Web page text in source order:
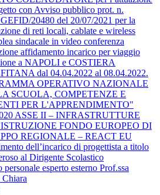
con Avviso pubblico prot. n.
20480 del 20/07/2021 per la
di reti locali, cablate e wireless
sindacale in video conferenza
affidamento incarico per viaggio
a NAPOLI e COSTIERA
dal 04.04.2022 al 08.04.2022.
OPERATIVO NAZIONALE
SCUOLA, COMPETENZE E
PER L'APPRENDIMENTO"
ASSE II – INFRASTRUTTURE
FONDO EUROPEO DI
REGIONALE – REACT EU
dell’incarico di progettista a titolo
al Dirigente Scolastico
personale esperto esterno Prof.ssa